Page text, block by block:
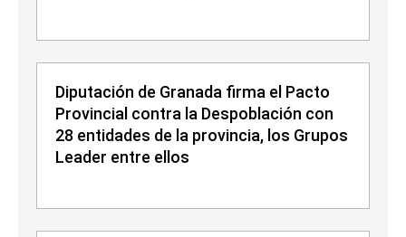
Diputación de Granada firma el Pacto
Provincial contra la Despoblación con
28 entidades de la provincia, los Grupos
Leader entre ellos